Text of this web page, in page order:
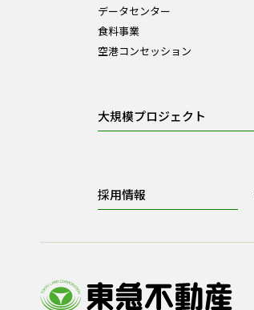
データセンター
食料事業
空港コンセッション
大規模プロジェクト
採用情報